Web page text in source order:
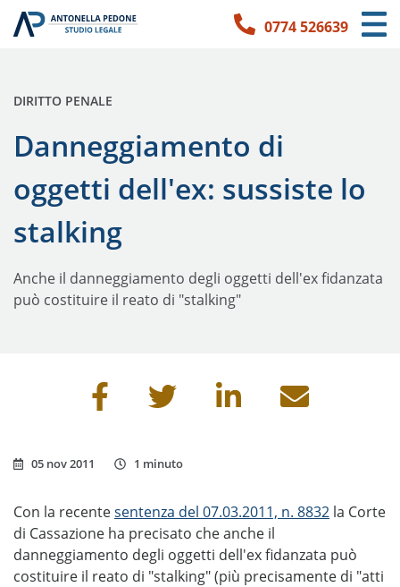
Link per l'accessibilità
Vai ai contenuti principali
Vai ai contatti0774 526639
Danneggiamento di
oggetti dell'ex: sussiste lo
stalking
PUBBLICATO IN:
DIRITTO PENALE
Anche il danneggiamento degli oggetti dell'ex fidanzata
può costituire il reato di "stalking"
Condividi questa pagina
05 nov 2011 1 minuto
Con la recentesentenza del 07.03.2011, n. 8832 la Corte
di Cassazione ha precisato che anche il
danneggiamento degli oggetti dell'ex fidanzata può
costituire il reato di "stalking" (più precisamente di "atti